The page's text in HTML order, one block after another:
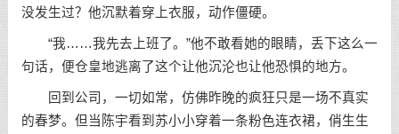
没发生过？他沉默着穿上衣服，动作僵硬。
“我……我先去上班了。”他不敢看她的眼睛，丢下这么一
句话，便仓皇地逃离了这个让他沉沦也让他恐惧的地方。
回到公司，一切如常，仿佛昨晚的疯狂只是一场不真实
的春梦。但当陈宇看到苏小小穿着一条粉色连衣裙，俏生生